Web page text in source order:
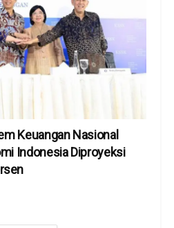
Keuangan Nasional
Indonesia Diproyeksi